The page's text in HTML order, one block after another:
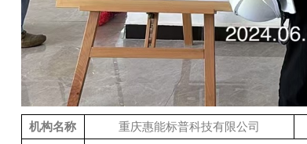
机构名称 重庆惠能标普科技有限公司